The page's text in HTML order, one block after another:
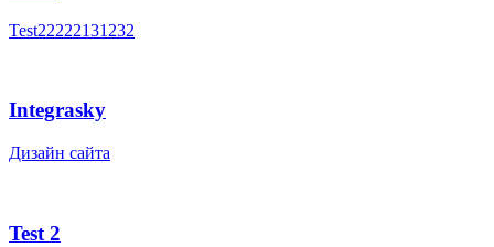
Test22222131232
Integrasky
Дизайн сайта
Test 2